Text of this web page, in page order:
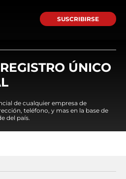
SUSCRIBIRSE
ÚNICO
de cualquier empresa de
teléfono, y mas en la base de
del país.